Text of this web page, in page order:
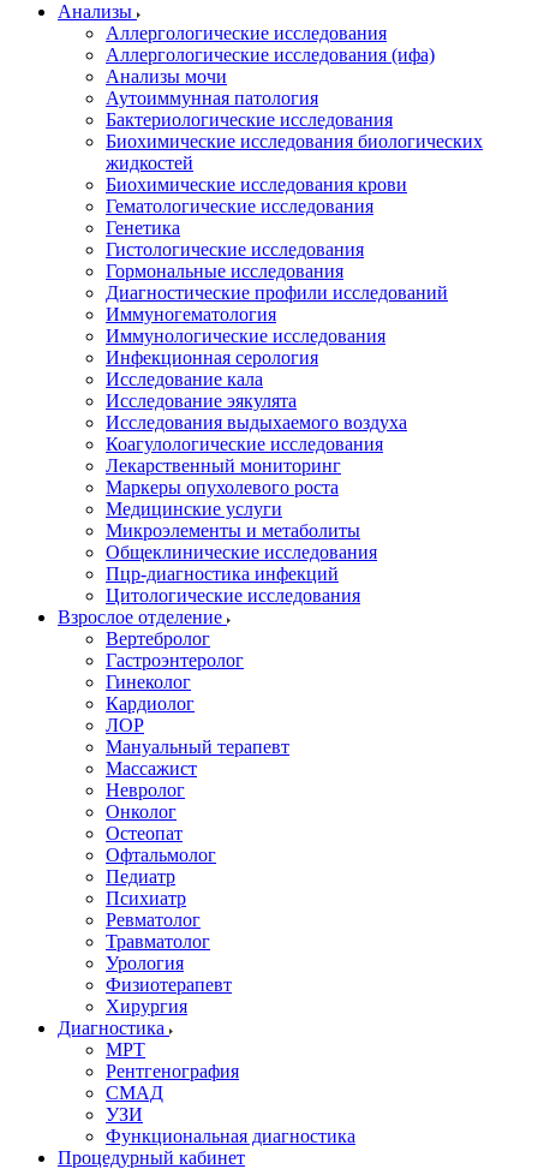
Анализы
Аллергологические исследования
Аллергологические исследования (ифа)
Анализы мочи
Аутоиммунная патология
Бактериологические исследования
Биохимические исследования биологических
жидкостей
Биохимические исследования крови
Гематологические исследования
Генетика
Гистологические исследования
Гормональные исследования
Диагностические профили исследований
Иммуногематология
Иммунологические исследования
Инфекционная серология
Исследование кала
Исследование эякулята
Исследования выдыхаемого воздуха
Коагулологические исследования
Лекарственный мониторинг
Маркеры опухолевого роста
Медицинские услуги
Микроэлементы и метаболиты
Общеклинические исследования
Пцр-диагностика инфекций
Цитологические исследования
Взрослое отделение
Вертебролог
Гастроэнтеролог
Гинеколог
Кардиолог
ЛОР
Мануальный терапевт
Массажист
Невролог
Онколог
Остеопат
Офтальмолог
Педиатр
Психиатр
Ревматолог
Травматолог
Урология
Физиотерапевт
Хирургия
Диагностика
МРТ
Рентгенография
СМАД
УЗИ
Функциональная диагностика
Процедурный кабинет